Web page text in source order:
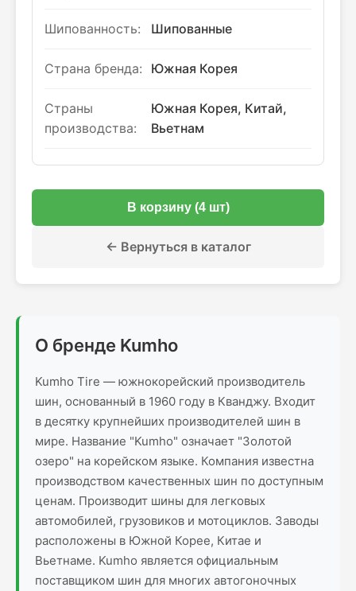
Шипованность: Шипованные
Страна бренда: Южная Корея
Страны
производства:
Южная Корея, Китай,
Вьетнам
В корзину (4 шт)
← Вернуться в каталог
О бренде Kumho
Kumho Tire — южнокорейский производитель
шин, основанный в 1960 году в Кванджу. Входит
в десятку крупнейших производителей шин в
мире. Название "Kumho" означает "Золотой
озеро" на корейском языке. Компания известна
производством качественных шин по доступным
ценам. Производит шины для легковых
автомобилей, грузовиков и мотоциклов. Заводы
расположены в Южной Корее, Китае и
Вьетнаме. Kumho является официальным
поставщиком шин для многих автогоночных